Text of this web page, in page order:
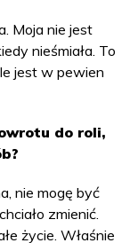
Moja nie jest
nieśmiała. To
jest w pewien
do roli,
nie mogę być
zmienić.
życie. Właśnie